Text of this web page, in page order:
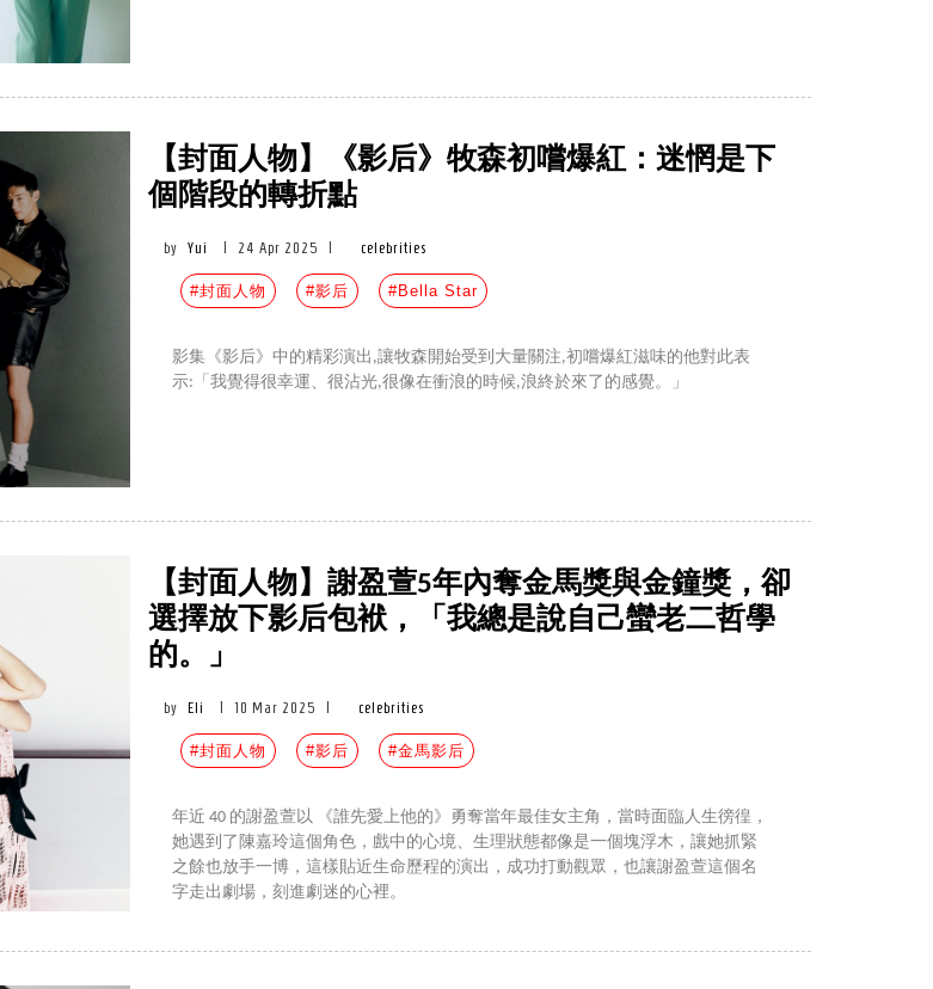
【封面人物】《影后》牧森初嚐爆紅：迷惘是下
個階段的轉折點
by Yui 24 Apr 2025 celebrities
#封面人物 #影后 #Bella Star
影集《影后》中的精彩演出,讓牧森開始受到大量關注,初嚐爆紅滋味的他對此表
示:「我覺得很幸運、很沾光,很像在衝浪的時候,浪終於來了的感覺。」
【封面人物】謝盈萱5年內奪金馬獎與金鐘獎，卻
選擇放下影后包袱，「我總是說自己蠻老二哲學
的。」
by Eli 10 Mar 2025 celebrities
#封面人物 #影后 #金馬影后
年近 40 的謝盈萱以 《誰先愛上他的》勇奪當年最佳女主角，當時面臨人生徬徨，
她遇到了陳嘉玲這個角色，戲中的心境、生理狀態都像是一個塊浮木，讓她抓緊
之餘也放手一博，這樣貼近生命歷程的演出，成功打動觀眾，也讓謝盈萱這個名
字走出劇場，刻進劇迷的心裡。